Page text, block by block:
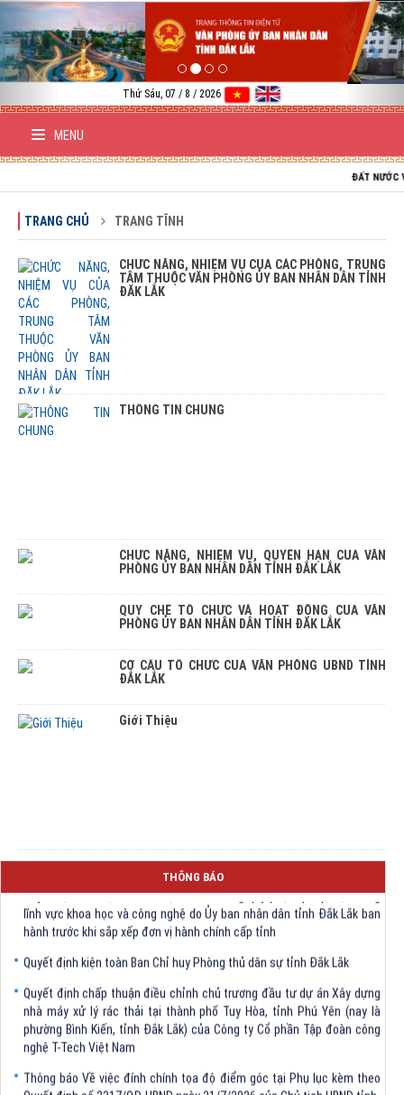
Previous
Thứ Sáu, 07 / 8 / 2026
MENU
ĐẤT NƯỚC VIỆT
TRANG CHỦ TRANG TĨNH
CHỨC NĂNG, NHIỆM VỤ CỦA CÁC PHÒNG, TRUNG
TÂM THUỘC VĂN PHÒNG ỦY BAN NHÂN DÂN TỈNH
ĐĂK LẮK
THÔNG TIN CHUNG
CHỨC NĂNG, NHIỆM VỤ, QUYỀN HẠN CỦA VĂN
PHÒNG ỦY BAN NHÂN DÂN TỈNH ĐẮK LẮK
QUY CHẾ TỔ CHỨC VÀ HOẠT ĐỘNG CỦA VĂN
PHÒNG ỦY BAN NHÂN DÂN TỈNH ĐĂK LẮK
CƠ CẤU TỔ CHỨC CỦA VĂN PHÒNG UBND TỈNH
ĐẮK LẮK
Giới Thiệu
THÔNG BÁO
Quyết định Về việc bãi bỏ một số văn bảng quy phạm pháp luật trong
lĩnh vực khoa học và công nghệ do Ủy ban nhân dân tỉnh Đắk Lắk ban
hành trước khi sắp xếp đơn vị hành chính cấp tỉnh
Quyết định kiện toàn Ban Chỉ huy Phòng thủ dân sự tỉnh Đắk Lắk
Quyết định chấp thuận điều chỉnh chủ trương đầu tư dự án Xây dựng
nhà máy xử lý rác thải tại thành phố Tuy Hòa, tỉnh Phú Yên (nay là
phường Bình Kiến, tỉnh Đắk Lắk) của Công ty Cổ phần Tập đoàn công
nghệ T-Tech Việt Nam
Thông báo Về việc đính chính tọa độ điểm góc tại Phụ lục kèm theo
Quyết định số 2317/QĐ-UBND ngày 21/7/2026 của Chủ tịch UBND tỉnh